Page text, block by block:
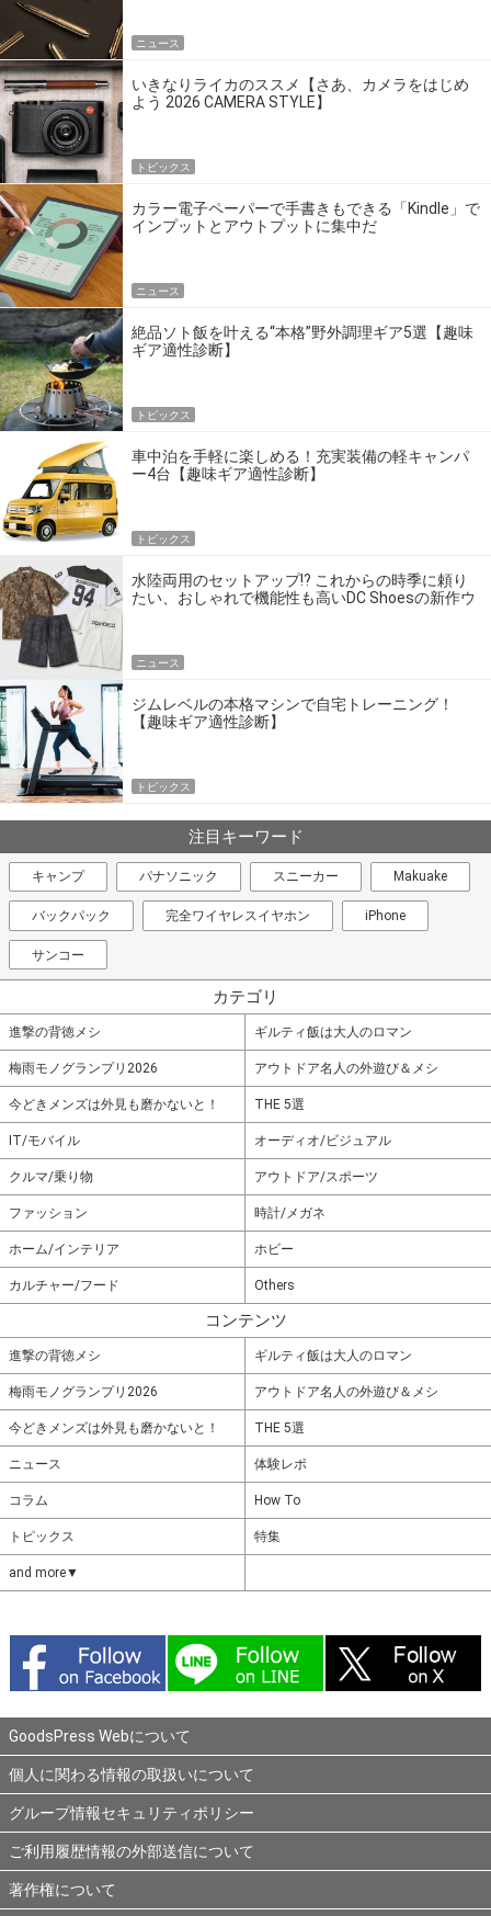
ニュース
いきなりライカのススメ【さあ、カメラをはじめ
よう 2026 CAMERA STYLE】
トピックス
カラー電子ペーパーで手書きもできる「Kindle」で
インプットとアウトプットに集中だ
ニュース
絶品ソト飯を叶える“本格”野外調理ギア5選【趣味
ギア適性診断】
トピックス
車中泊を手軽に楽しめる！充実装備の軽キャンパ
ー4台【趣味ギア適性診断】
トピックス
水陸両用のセットアップ!? これからの時季に頼り
たい、おしゃれで機能性も高いDC Shoesの新作ウ
ニュース
ジムレベルの本格マシンで自宅トレーニング！
【趣味ギア適性診断】
トピックス
注目キーワード
キャンプ パナソニック スニーカー Makuake
バックパック 完全ワイヤレスイヤホン iPhone
サンコー
カテゴリ
進撃の背徳メシ ギルティ飯は大人のロマン
梅雨モノグランプリ2026 アウトドア名人の外遊び＆メシ
今どきメンズは外見も磨かないと！ THE 5選
IT/モバイル オーディオ/ビジュアル
クルマ/乗り物 アウトドア/スポーツ
ファッション 時計/メガネ
ホーム/インテリア ホビー
カルチャー/フード Others
コンテンツ
進撃の背徳メシ ギルティ飯は大人のロマン
梅雨モノグランプリ2026 アウトドア名人の外遊び＆メシ
今どきメンズは外見も磨かないと！ THE 5選
ニュース 体験レポ
コラム How To
トピックス 特集
and more▼
GoodsPress Webについて
個人に関わる情報の取扱いについて
グループ情報セキュリティポリシー
ご利用履歴情報の外部送信について
著作権について